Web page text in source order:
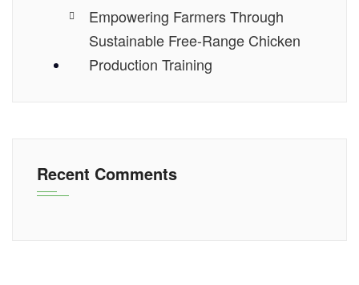
Empowering Farmers Through
Sustainable Free-Range Chicken
Production Training
Recent Comments